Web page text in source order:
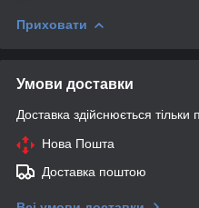
Приховати
Умови доставки
Доставка здійснюється тільки
Нова Пошта
Доставка поштою